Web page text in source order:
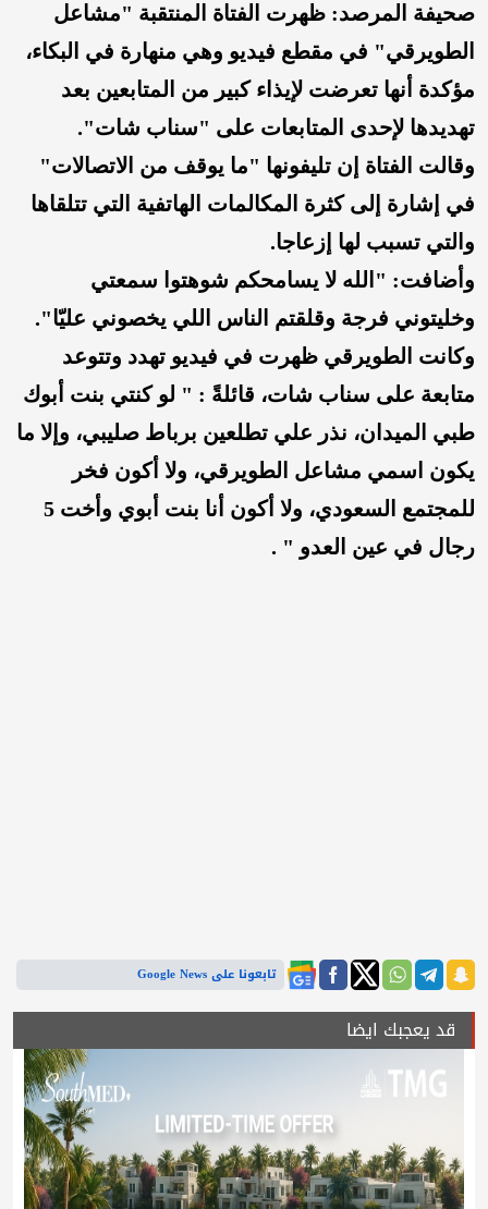
صحيفة المرصد: ظهرت الفتاة المنتقبة "مشاعل
الطويرقي" في مقطع فيديو وهي منهارة في البكاء،
مؤكدة أنها تعرضت لإيذاء كبير من المتابعين بعد
تهديدها لإحدى المتابعات على "سناب شات".
وقالت الفتاة إن تليفونها "ما يوقف من الاتصالات"
في إشارة إلى كثرة المكالمات الهاتفية التي تتلقاها
والتي تسبب لها إزعاجا.
وأضافت: "الله لا يسامحكم شوهتوا سمعتي
وخليتوني فرجة وقلقتم الناس اللي يخصوني عليّا".
وكانت الطويرقي ظهرت في فيديو تهدد وتتوعد
متابعة على سناب شات، قائلةً : " لو كنتي بنت أبوك
طبي الميدان، نذر علي تطلعين برباط صليبي، وإلا ما
يكون اسمي مشاعل الطويرقي، ولا أكون فخر
للمجتمع السعودي، ولا أكون أنا بنت أبوي وأخت 5
رجال في عين العدو " .
تابعونا على Google News
قد يعجبك ايضا